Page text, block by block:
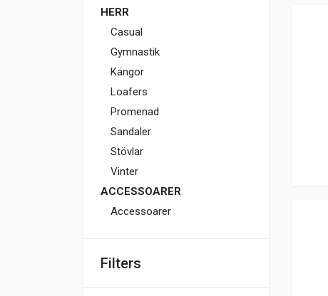
HERR
Casual
Gymnastik
Kängor
Loafers
Promenad
Sandaler
Stövlar
Vinter
ACCESSOARER
Accessoarer
Filters